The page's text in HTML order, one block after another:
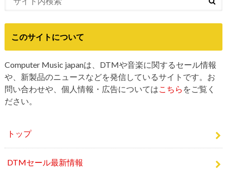
Computer Music japanは、DTMや音楽に関するセール情報
や、新製品のニュースなどを発信しているサイトです。お
問い合わせや、個人情報・広告についてはこちらをご覧く
ださい。
トップ
DTMセール最新情報
DTM新製品情報